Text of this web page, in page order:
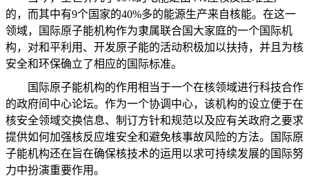
的，而其中有9个国家的40%多的能源生产来自核能。在这一
领域，国际原子能机构作为隶属联合国大家庭的一个国际机
构，对和平利用、开发原子能的活动积极加以扶持，并且为核
安全和环保确立了相应的国际标准。
国际原子能机构的作用相当于一个在核领域进行科技合作
的政府间中心论坛。作为一个协调中心，该机构的设立便于在
核安全领域交换信息、制订方针和规范以及应有关政府之要求
提供如何加强核反应堆安全和避免核事故风险的方法。国际原
子能机构还在旨在确保核技术的运用以求可持续发展的国际努
力中扮演重要作用。